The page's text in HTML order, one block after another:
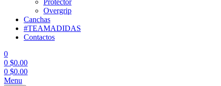
Protector
Overgrip
Canchas
#TEAMADIDAS
Contactos
0
0 $0.00
0 $0.00
Menu